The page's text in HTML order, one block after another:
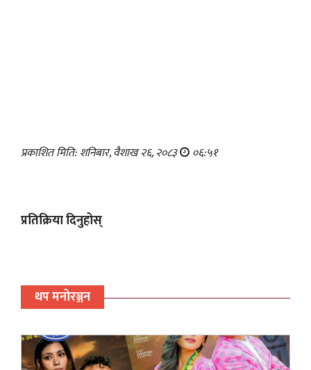
प्रकाशित मिति: शनिबार, वैशाख २६, २०८३ ०६:५१
प्रतिक्रिया दिनुहोस्
थप मनोरञ्जन